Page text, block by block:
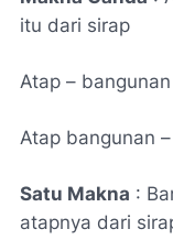
itu dari sirap
Atap –
Atap bangunan
Satu Makna :
atapnya dari